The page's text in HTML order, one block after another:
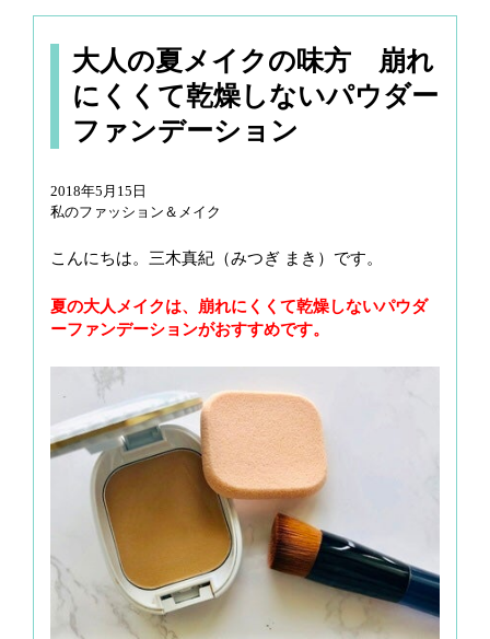
l
n
a
n
大人の夏メイクの味方 崩れ
にくくて乾燥しないパウダー
ファンデーション
2018年5月15日
私のファッション＆メイク
こんにちは。三木真紀（みつぎ まき）です。
夏の大人メイクは、崩れにくくて乾燥しないパウダ
ーファンデーションがおすすめです。